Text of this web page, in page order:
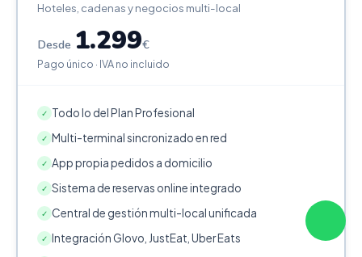
Hoteles, cadenas y negocios multi-local
Desde 1.299€
Pago único · IVA no incluido
✓ Todo lo del Plan Profesional
✓ Multi-terminal sincronizado en red
✓ App propia pedidos a domicilio
✓ Sistema de reservas online integrado
✓ Central de gestión multi-local unificada
✓ Integración Glovo, JustEat, Uber Eats